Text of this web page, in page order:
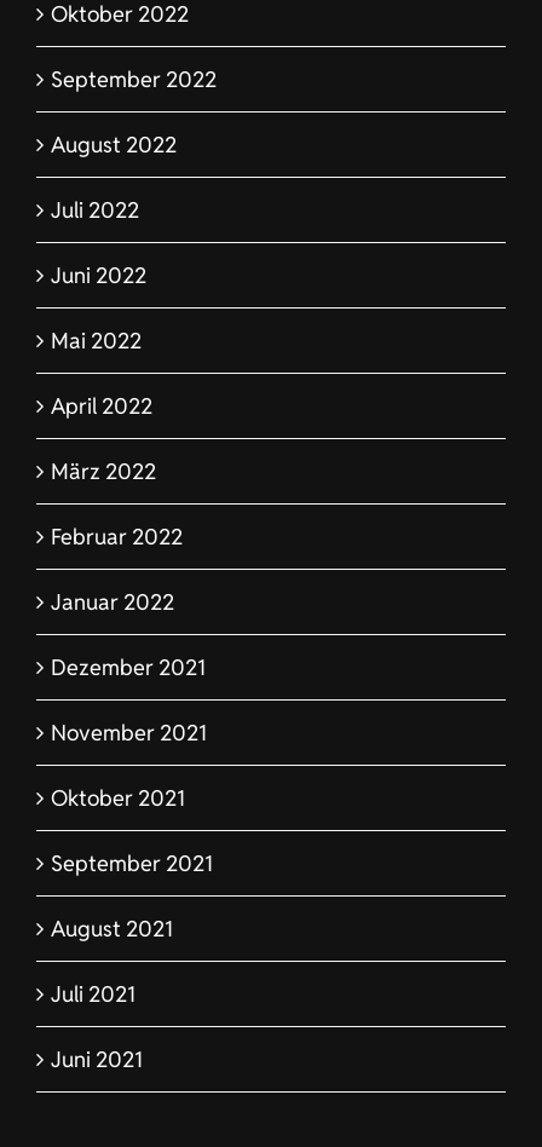
Oktober 2022
September 2022
August 2022
Juli 2022
Juni 2022
Mai 2022
April 2022
März 2022
Februar 2022
Januar 2022
Dezember 2021
November 2021
Oktober 2021
September 2021
August 2021
Juli 2021
Juni 2021